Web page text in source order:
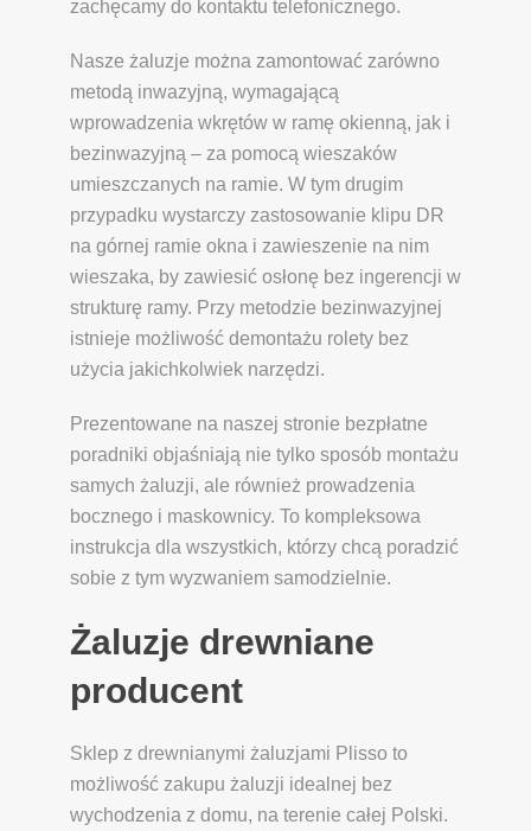
zachęcamy do kontaktu telefonicznego.
Nasze żaluzje można zamontować zarówno
metodą inwazyjną, wymagającą
wprowadzenia wkrętów w ramę okienną, jak i
bezinwazyjną – za pomocą wieszaków
umieszczanych na ramie. W tym drugim
przypadku wystarczy zastosowanie klipu DR
na górnej ramie okna i zawieszenie na nim
wieszaka, by zawiesić osłonę bez ingerencji w
strukturę ramy. Przy metodzie bezinwazyjnej
istnieje możliwość demontażu rolety bez
użycia jakichkolwiek narzędzi.
Prezentowane na naszej stronie bezpłatne
poradniki objaśniają nie tylko sposób montażu
samych żaluzji, ale również prowadzenia
bocznego i maskownicy. To kompleksowa
instrukcja dla wszystkich, którzy chcą poradzić
sobie z tym wyzwaniem samodzielnie.
Żaluzje drewniane
producent
Sklep z drewnianymi żaluzjami Plisso to
możliwość zakupu żaluzji idealnej bez
wychodzenia z domu, na terenie całej Polski.